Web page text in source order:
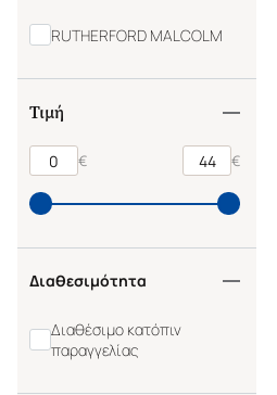
RUTHERFORD MALCOLM
Τιμή
€ €
Διαθεσιμότητα
Διαθέσιμο κατόπιν
παραγγελίας